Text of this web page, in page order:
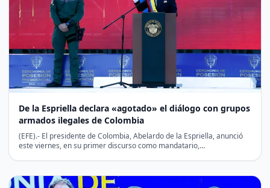
De la Espriella declara «agotado» el diálogo con grupos
armados ilegales de Colombia
(EFE).- El presidente de Colombia, Abelardo de la Espriella, anunció
este viernes, en su primer discurso como mandatario,…